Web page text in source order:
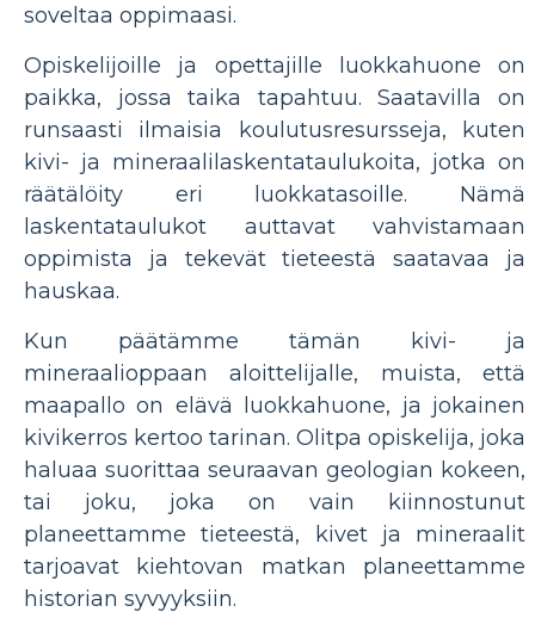
soveltaa oppimaasi.
Opiskelijoille ja opettajille luokkahuone on
paikka, jossa taika tapahtuu. Saatavilla on
runsaasti ilmaisia ​​koulutusresursseja, kuten
kivi- ja mineraalilaskentataulukoita, jotka on
räätälöity eri luokkatasoille. Nämä
laskentataulukot auttavat vahvistamaan
oppimista ja tekevät tieteestä saatavaa ja
hauskaa.
Kun päätämme tämän kivi- ja
mineraalioppaan aloittelijalle, muista, että
maapallo on elävä luokkahuone, ja jokainen
kivikerros kertoo tarinan. Olitpa opiskelija, joka
haluaa suorittaa seuraavan geologian kokeen,
tai joku, joka on vain kiinnostunut
planeettamme tieteestä, kivet ja mineraalit
tarjoavat kiehtovan matkan planeettamme
historian syvyyksiin.